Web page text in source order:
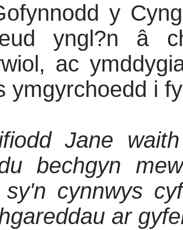
y
yngl?n â
ac
ymgyrchoedd i
Jane
bechgyn
sy'n cynnwys
ar